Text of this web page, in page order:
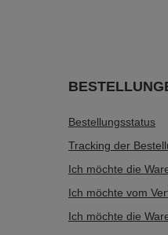
Bestellungsstatus
Tracking der
Ich möchte die
Ich möchte vom
Ich möchte die